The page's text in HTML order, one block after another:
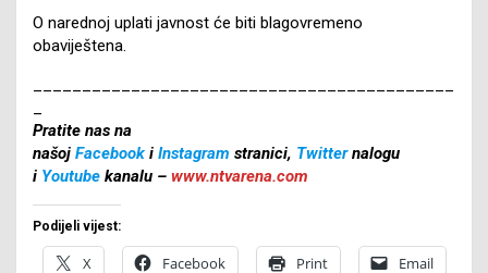
O narednoj uplati javnost će biti blagovremeno
obaviještena.
Pratite nas na
našoj Facebook i Instagram stranici, Twitternalogu
i Youtube kanalu – www.ntvarena.com
Podijeli vijest:
X Facebook Print Email